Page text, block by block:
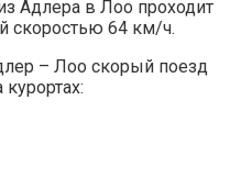
Адлера в Лоо проходит
скоростью 64 км/ч.
– Лоо скорый поезд
курортах: